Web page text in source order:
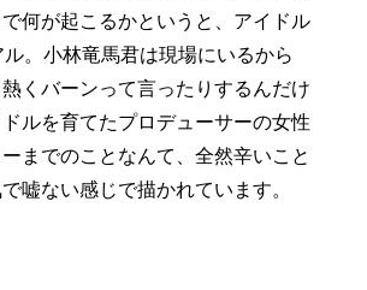
何が起こるかというと、アイドル
。小林竜馬君は現場にいるから
くバーンって言ったりするんだけ
ルを育てたプロデューサーの女性
までのことなんて、全然辛いこと
嘘ない感じで描かれています。